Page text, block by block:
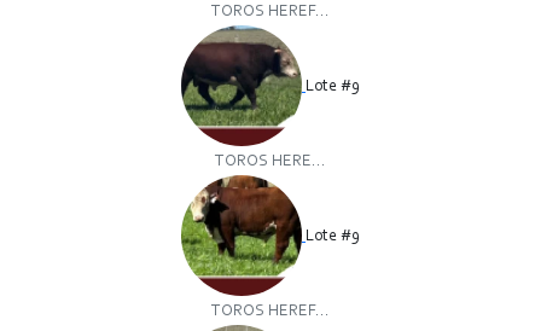
TOROS HEREF...
Lote #9
TOROS HERE...
Lote #9
TOROS HEREF...